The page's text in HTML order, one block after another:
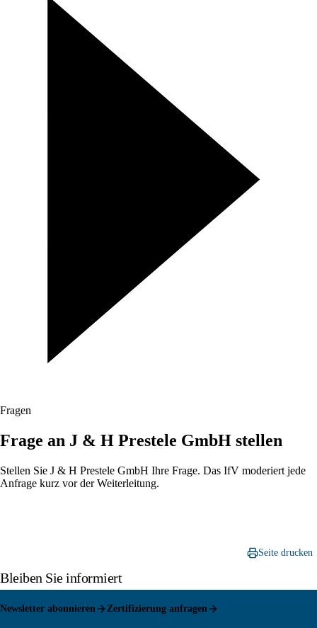
Fragen
Frage an J & H Prestele GmbH stellen
Stellen Sie J & H Prestele GmbH Ihre Frage. Das IfV moderiert jede
Anfrage kurz vor der Weiterleitung.
Seite drucken
Bleiben Sie informiert
Newsletter abonnieren Zertifizierung anfragen